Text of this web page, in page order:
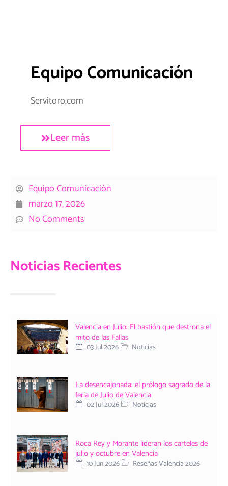
Equipo Comunicación
Servitoro.com
Leer más
Equipo Comunicación
marzo 17, 2026
No Comments
Noticias Recientes
Valencia en Julio: El bastión que destrona el
mito de las Fallas
03 Jul 2026 Noticias
La desencajonada: el prólogo sagrado de la
feria de Julio de Valencia
02 Jul 2026 Noticias
Roca Rey y Morante lideran los carteles de
julio y octubre en Valencia
10 Jun 2026 Reseñas Valencia 2026